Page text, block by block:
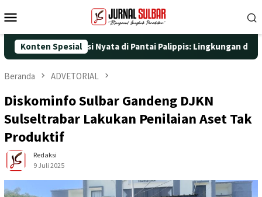
ke
Mobile
Konten Spesial
dengan Aksi Nyata di Pantai Palippis: Lingkungan dan
Beranda ADVETORIAL
Diskominfo Sulbar Gandeng DJKN
Sulseltrabar Lakukan Penilaian Aset Tak
Produktif
Redaksi
9 Juli 2025